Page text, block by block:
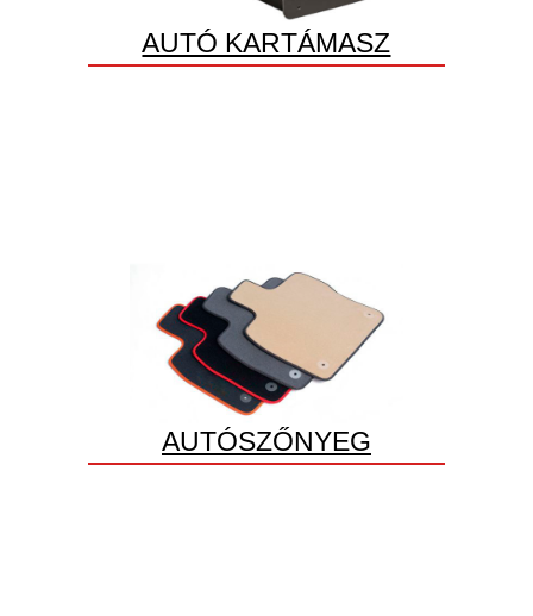
AUTÓ KARTÁMASZ
AUTÓSZŐNYEG